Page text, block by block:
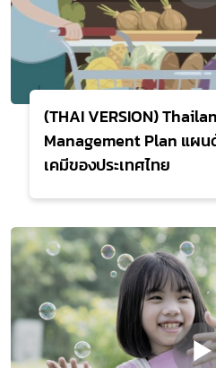
(THAI VERSION)
Management Plan แผน
เคมีของประเทศไทย